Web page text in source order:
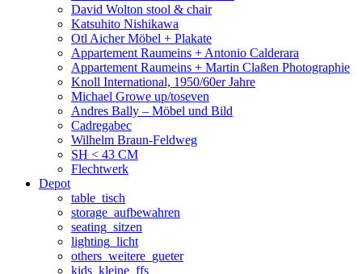
David Wolton stool & chair
Katsuhito Nishikawa
Otl Aicher Möbel + Plakate
Appartement Raumeins + Antonio Calderara
Appartement Raumeins + Martin Claßen Photographie
Knoll International, 1950/60er Jahre
Michael Growe up/toseven
Andres Bally – Möbel und Bild
Cadregabec
Wilhelm Braun-Feldweg
SH < 43 CM
Flechtwerk
Depot
table_tisch
storage_aufbewahren
seating_sitzen
lighting_licht
others_weitere_gueter
kids_kleine_ffs